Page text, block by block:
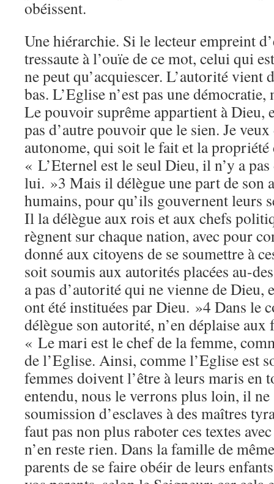
obéissent.
Une hiérarchie. Si le lecteur empreint
tressaute à l’ouïe de ce mot, celui qui
ne peut qu’acquiescer. L’autorité vient
bas. L’Eglise n’est pas une
Le pouvoir suprême appartient à Dieu,
pas d’autre pouvoir que le sien. Je
autonome, qui soit le fait et la propriété
« L’Eternel est le seul Dieu, il n’y a
lui. »3 Mais il délègue une part de son
humains, pour qu’ils gouvernent leurs
Il la délègue aux rois et aux chefs
règnent sur chaque nation, avec pour
donné aux citoyens de se soumettre à
soit soumis aux autorités placées au-
a pas d’autorité qui ne vienne de Dieu,
ont été instituées par Dieu. »4 Dans le
délègue son autorité, n’en déplaise
« Le mari est le chef de la femme,
de l’Eglise. Ainsi, comme l’Eglise est
femmes doivent l’être à leurs maris en
entendu, nous le verrons plus loin, il ne
soumission d’esclaves à des maîtres
faut pas non plus raboter ces textes
n’en reste rien. Dans la famille de
parents de se faire obéir de leurs